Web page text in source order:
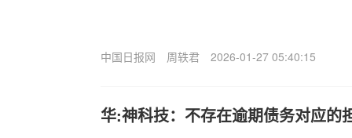
中国日报网 周轶君 2026-01-27 05:40:15
华:神科技：不存在逾期债务对应的